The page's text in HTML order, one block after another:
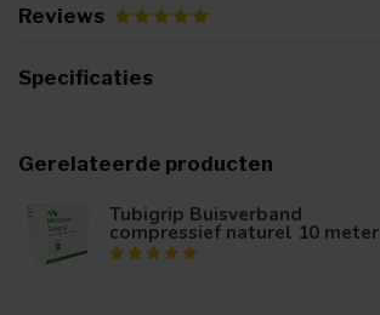
Reviews
Specificaties
Gerelateerde producten
Tubigrip Buisverband
compressief naturel 10 meter